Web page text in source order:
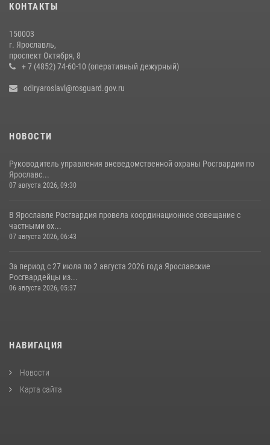
СОВЕРШИЛИ БОЛЕЕ 300 ВЫЕЗДОВ ПО СИГНАЛАМ «ТРЕВОГА»
Центральный округ Росгвардии отмечает 105-летие
15 июля 2026, 11:06
КОНТАКТЫ
150003
г. Ярославль,
проспект Октября, 8
+ 7 (4852) 74-60-10 (оперативный дежурный)
odiryaroslavl@rosguard.gov.ru
НОВОСТИ
Руководитель управления вневедомственной охраны Росгвардии по
Ярославс...
07 августа 2026, 09:30
В Ярославле Росгвардия провела координационное совещание с
частными ох...
07 августа 2026, 06:43
За период с 27 июля по 2 августа 2026 года Ярославские
Росгвардейцы из...
06 августа 2026, 05:37
НАВИГАЦИЯ
Новости
Карта сайта